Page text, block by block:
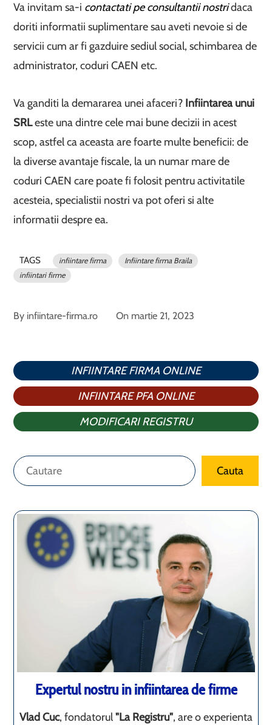
Va invitam sa-i contactati pe consultantii nostridaca
doriti informatii suplimentare sau aveti nevoie si de
servicii cum ar fi gazduire sediul social, schimbarea de
administrator, coduri CAEN etc.
Va ganditi la demararea unei afaceri? Infiintarea unui
SRLeste una dintre cele mai bune decizii in acest
scop, astfel ca aceasta are foarte multe beneficii: de
la diverse avantaje fiscale, la un numar mare de
coduri CAEN care poate fi folosit pentru activitatile
acesteia, specialistii nostri va pot oferi si alte
informatii despre ea.
TAGS infiintare firma
Infiintare firma Braila
infiintari firme
By infiintare-firma.ro On martie 21, 2023
INFIINTARE FIRMA ONLINE
INFIINTARE PFA ONLINE
MODIFICARI REGISTRU
Caută Cauta
Expertul nostru in infiintarea de firme
Vlad Cuc, fondatorul"La Registru", are o experienta